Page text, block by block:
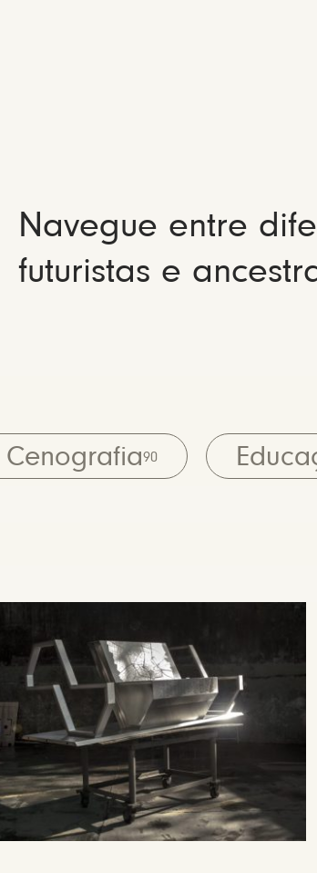
Navegue entre
futuristas e
Cenografia90